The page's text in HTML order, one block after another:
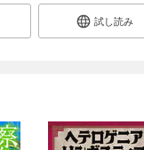
試し読み